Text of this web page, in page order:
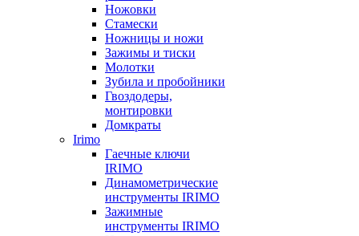
Ножовки
Стамески
Ножницы и ножи
Зажимы и тиски
Молотки
Зубила и пробойники
Гвоздодеры,
монтировки
Домкраты
Irimo
Гаечные ключи
IRIMO
Динамометрические
инструменты IRIMO
Зажимные
инструменты IRIMO